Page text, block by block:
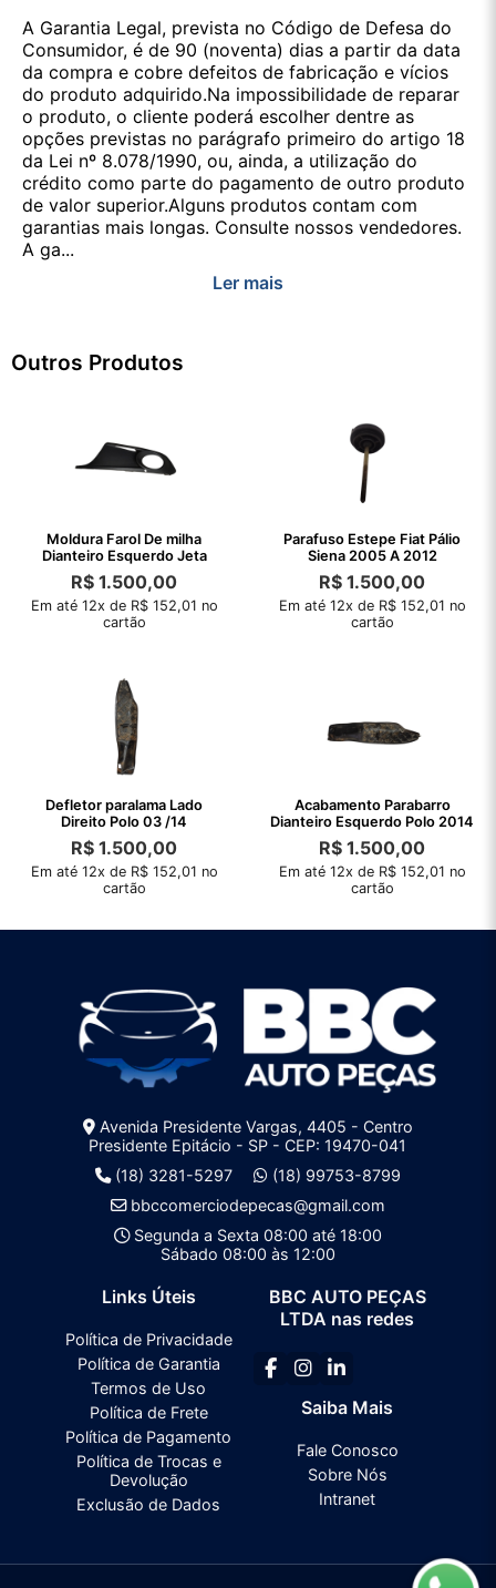
A Garantia Legal, prevista no Código de Defesa do
Consumidor, é de 90 (noventa) dias a partir da data
da compra e cobre defeitos de fabricação e vícios
do produto adquirido.Na impossibilidade de reparar
o produto, o cliente poderá escolher dentre as
opções previstas no parágrafo primeiro do artigo 18
da Lei nº 8.078/1990, ou, ainda, a utilização do
crédito como parte do pagamento de outro produto
de valor superior.Alguns produtos contam com
garantias mais longas. Consulte nossos vendedores.
A ga...
Ler mais
Outros Produtos
Moldura Farol De milha
Dianteiro Esquerdo Jeta
R$ 1.500,00
Em até 12x de R$ 152,01 no
cartão
Parafuso Estepe Fiat Pálio
Siena 2005 A 2012
R$ 1.500,00
Em até 12x de R$ 152,01 no
cartão
Defletor paralama Lado
Direito Polo 03 /14
R$ 1.500,00
Em até 12x de R$ 152,01 no
cartão
Acabamento Parabarro
Dianteiro Esquerdo Polo 2014
R$ 1.500,00
Em até 12x de R$ 152,01 no
cartão
Avenida Presidente Vargas, 4405 - Centro
Presidente Epitácio - SP - CEP: 19470-041
(18) 3281-5297
(18) 99753-8799
bbccomerciodepecas@gmail.com
Segunda a Sexta 08:00 até 18:00
Sábado 08:00 às 12:00
Links Úteis
Política de Privacidade
Política de Garantia
Termos de Uso
Política de Frete
Política de Pagamento
Política de Trocas e
Devolução
Exclusão de Dados
BBC AUTO PEÇAS
LTDA nas redes
Saiba Mais
Fale Conosco
Sobre Nós
Intranet